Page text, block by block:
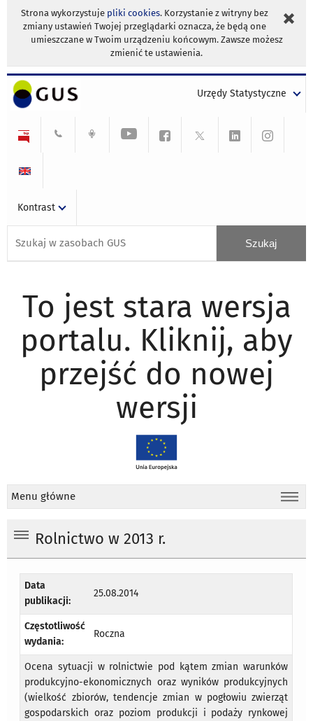
Strona wykorzystuje pliki cookies. Korzystanie z witryny bez
zmiany ustawień Twojej przeglądarki oznacza, że będą one
umieszczane w Twoim urządzeniu końcowym. Zawsze możesz
zmienić te ustawienia.
Urzędy Statystyczne
Kontrast
To jest stara wersja
portalu. Kliknij, aby
przejść do nowej
wersji
Menu główne
Rolnictwo w 2013 r.
Data
publikacji:
25.08.2014
Częstotliwość
wydania:
Roczna
Ocena sytuacji w rolnictwie pod kątem zmian warunków
produkcyjno-ekonomicznych oraz wyników produkcyjnych
(wielkość zbiorów, tendencje zmian w pogłowiu zwierząt
gospodarskich oraz poziom produkcji i podaży rynkowej